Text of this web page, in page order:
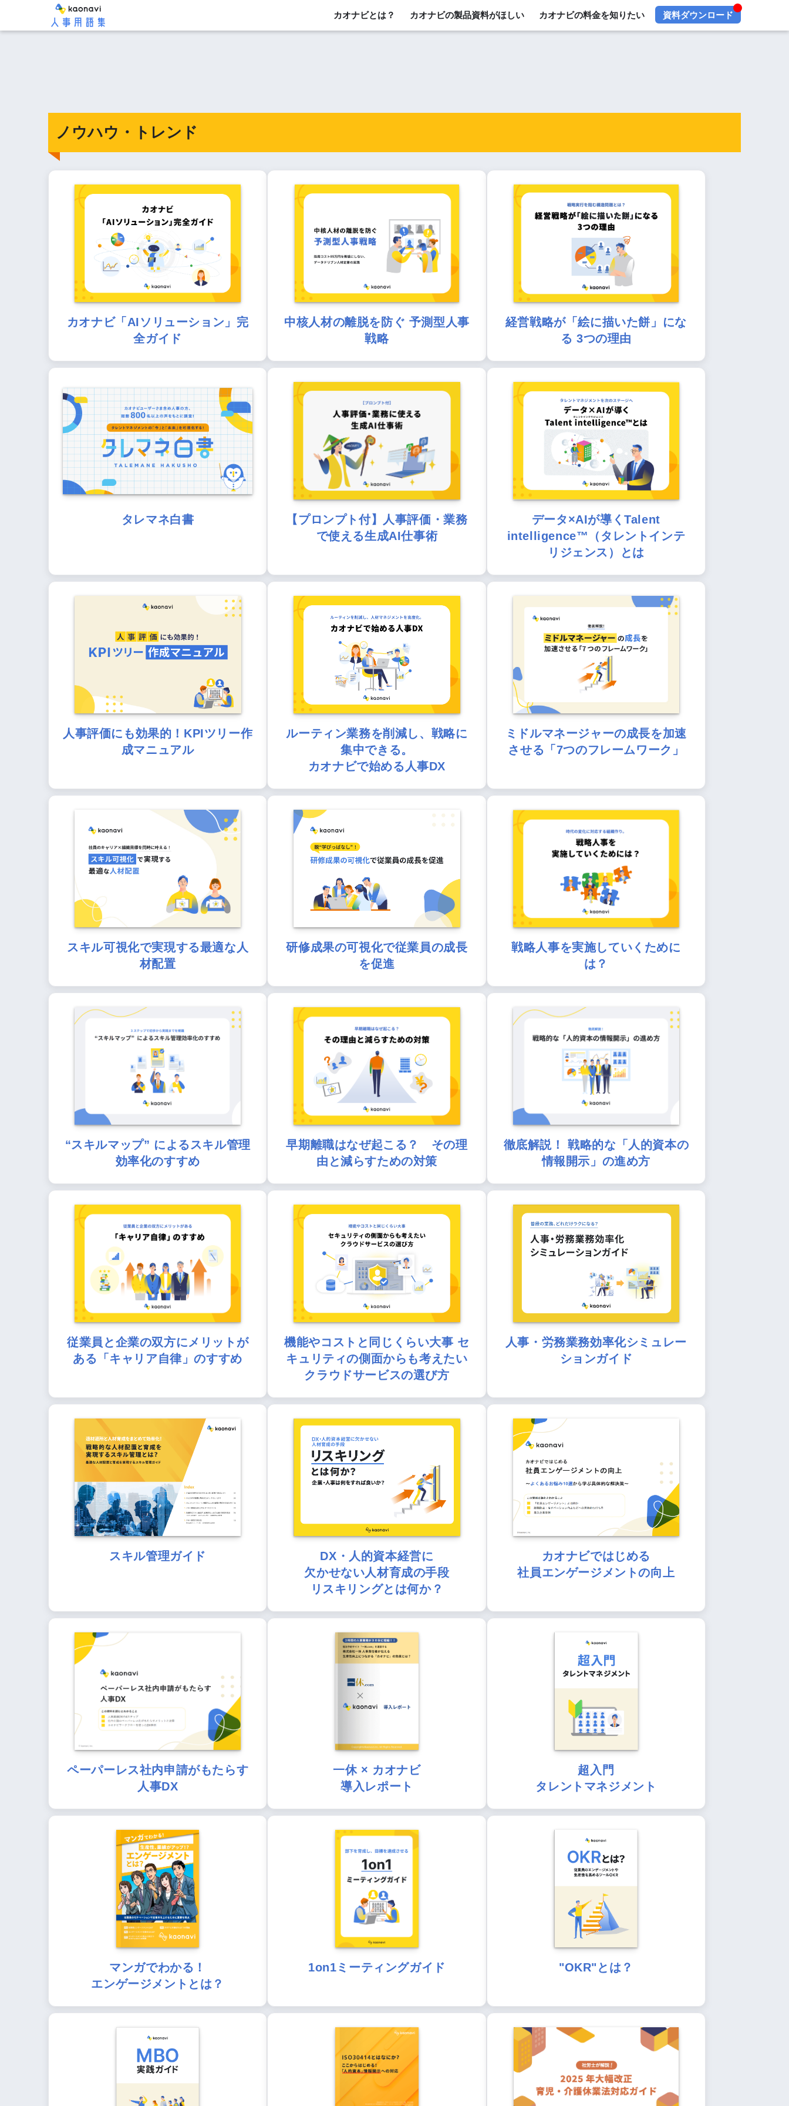
カオナビとは？ カオナビの製品資料がほしい カオナビの料金を知りたい 資料ダウンロード
ノウハウ・トレンド
カオナビ「AIソリューション」完
全ガイド
中核人材の離脱を防ぐ 予測型人事
戦略
経営戦略が「絵に描いた餅」にな
る 3つの理由
タレマネ白書
【プロンプト付】人事評価・業務
で使える生成AI仕事術
データ×AIが導くTalent
intelligence™（タレントインテ
リジェンス）とは
人事評価にも効果的！KPIツリー作
成マニュアル
ルーティン業務を削減し、戦略に
集中できる。
カオナビで始める人事DX
ミドルマネージャーの成長を加速
させる「7つのフレームワーク」
スキル可視化で実現する最適な人
材配置
研修成果の可視化で従業員の成長
を促進
戦略人事を実施していくために
は？
“スキルマップ” によるスキル管理
効率化のすすめ
早期離職はなぜ起こる？ その理
由と減らすための対策
徹底解説！ 戦略的な「人的資本の
情報開示」の進め方
従業員と企業の双方にメリットが
ある「キャリア自律」のすすめ
機能やコストと同じくらい大事 セ
キュリティの側面からも考えたい
クラウドサービスの選び方
人事・労務業務効率化シミュレー
ションガイド
スキル管理ガイド
DX・人的資本経営に
欠かせない人材育成の手段
リスキリングとは何か？
カオナビではじめる
社員エンゲージメントの向上
ペーパーレス社内申請がもたらす
人事DX
一休 × カオナビ
導入レポート
超入門
タレントマネジメント
マンガでわかる！
エンゲージメントとは？
1on1ミーティングガイド "OKR"とは？